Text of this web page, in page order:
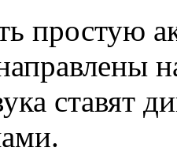
простую
ставят